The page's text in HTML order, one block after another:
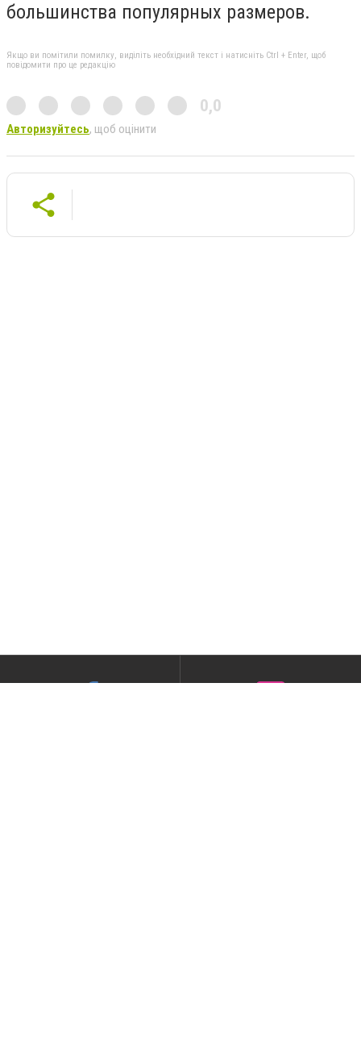
большинства популярных размеров.
Якщо ви помітили помилку, виділіть необхідний текст і натисніть Ctrl + Enter, щоб
повідомити про це редакцію
0,0
Авторизуйтесь, щоб оцінити